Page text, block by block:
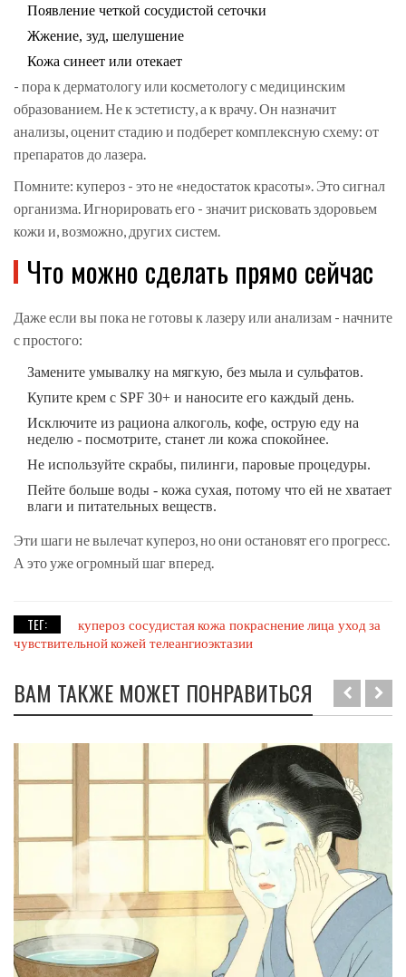
Появление четкой сосудистой сеточки
Жжение, зуд, шелушение
Кожа синеет или отекает
- пора к дерматологу или косметологу с медицинским
образованием. Не к эстетисту, а к врачу. Он назначит
анализы, оценит стадию и подберет комплексную схему: от
препаратов до лазера.
Помните: купероз - это не «недостаток красоты». Это сигнал
организма. Игнорировать его - значит рисковать здоровьем
кожи и, возможно, других систем.
Что можно сделать прямо сейчас
Даже если вы пока не готовы к лазеру или анализам - начните
с простого:
Замените умывалку на мягкую, без мыла и сульфатов.
Купите крем с SPF 30+ и наносите его каждый день.
Исключите из рациона алкоголь, кофе, острую еду на
неделю - посмотрите, станет ли кожа спокойнее.
Не используйте скрабы, пилинги, паровые процедуры.
Пейте больше воды - кожа сухая, потому что ей не хватает
влаги и питательных веществ.
Эти шаги не вылечат купероз, но они остановят его прогресс.
А это уже огромный шаг вперед.
ТЕГ: купероз сосудистая кожа покраснение лица уход за
чувствительной кожей телеангиоэктазии
ВАМ ТАКЖЕ МОЖЕТ ПОНРАВИТЬСЯ